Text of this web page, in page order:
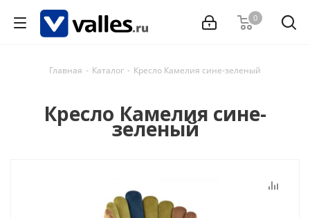
0
Главная - Каталог - Кресло Камелия сине-зеленый
Кресло Камелия сине-
зеленый